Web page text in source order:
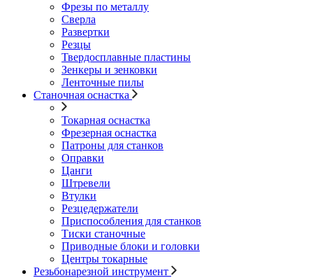
Фрезы по металлу
Сверла
Развертки
Резцы
Твердосплавные пластины
Зенкеры и зенковки
Ленточные пилы
Станочная оснастка
Токарная оснастка
Фрезерная оснастка
Патроны для станков
Оправки
Цанги
Штревели
Втулки
Резцедержатели
Приспособления для станков
Тиски станочные
Приводные блоки и головки
Центры токарные
Резьбонарезной инструмент